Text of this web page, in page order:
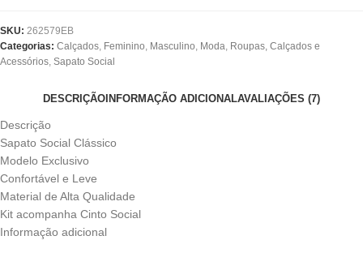
SKU: 262579EB
Categorias: Calçados, Feminino, Masculino, Moda, Roupas, Calçados e
Acessórios, Sapato Social
DESCRIÇÃO INFORMAÇÃO ADICIONALAVALIAÇÕES (7)
Descrição
Sapato Social Clássico
Modelo Exclusivo
Confortável e Leve
Material de Alta Qualidade
Kit acompanha Cinto Social
Informação adicional